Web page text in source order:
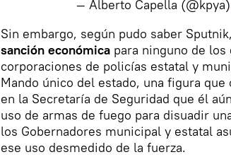
— Alberto Capella (@kpya)
Sin embargo, según pudo saber
sanción económica para ninguno de los
corporaciones de policías estatal y
Mando único del estado, una figura
en la Secretaría de Seguridad que él
uso de armas de fuego para disuadir
los Gobernadores municipal y estatal
ese uso desmedido de la fuerza.